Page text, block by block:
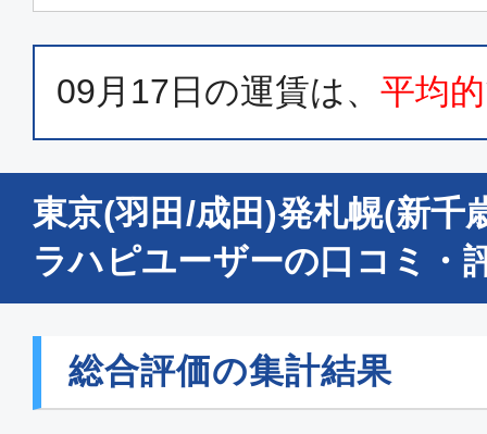
GK125 08:45
GK115
東京(成田)
14:45
札幌(
GK127
東京(成田)
09:45
09月17日 の運賃は、 平均的
東京(羽田/成田)発札幌(新千
ラハピユーザーの口コミ・
総合評価の集計結果